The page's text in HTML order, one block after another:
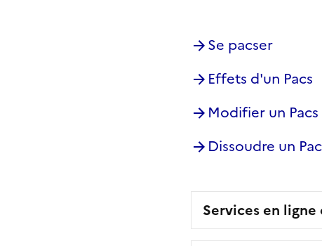
Se pacser
Effets d'un Pacs
Modifier un Pacs
Dissoudre un
Services en